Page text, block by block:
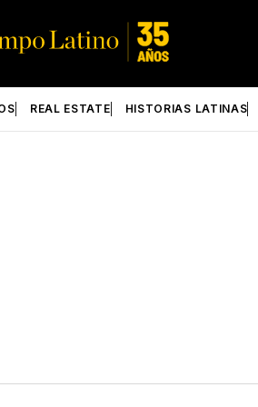
REAL ESTATE HISTORIAS LATINAS